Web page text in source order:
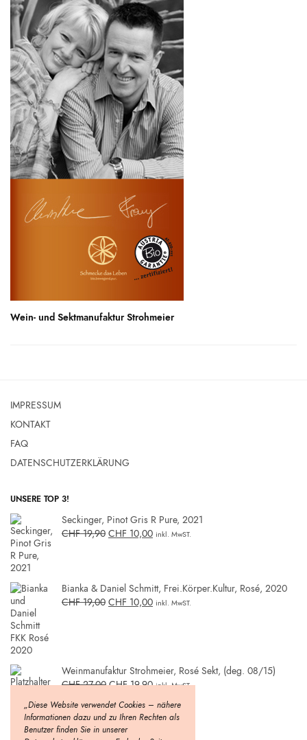
Wein- und Sektmanufaktur Strohmeier
IMPRESSUM
KONTAKT
FAQ
DATENSCHUTZERKLÄRUNG
UNSERE TOP 3!
Seckinger, Pinot Gris R Pure, 2021
CHF19,90 CHF 10,00 inkl. MwST.
Bianka & Daniel Schmitt, Frei.Körper.Kultur, Rosé, 2020
CHF19,00 CHF 10,00 inkl. MwST.
Weinmanufaktur Strohmeier, Rosé Sekt, (deg. 08/15)
CHF27,00 CHF19,90 inkl. MwST.
„Diese Website verwendet Cookies – nähere
Informationen dazu und zu Ihren Rechten als
Benutzer finden Sie in unserer